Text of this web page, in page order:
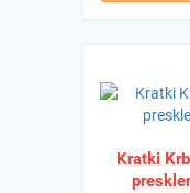
Kratki